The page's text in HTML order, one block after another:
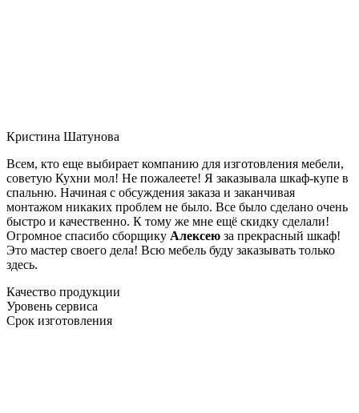
Кристина Шатунова
Всем, кто еще выбирает компанию для изготовления мебели,
советую Кухни мол! Не пожалеете! Я заказывала шкаф-купе в
спальню. Начиная с обсуждения заказа и заканчивая
монтажом никаких проблем не было. Все было сделано очень
быстро и качественно. К тому же мне ещё скидку сделали!
Огромное спасибо сборщику Алексею за прекрасный шкаф!
Это мастер своего дела! Всю мебель буду заказывать только
здесь.
Качество продукции
Уровень сервиса
Срок изготовления